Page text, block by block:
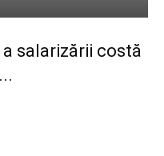
a salarizării costă